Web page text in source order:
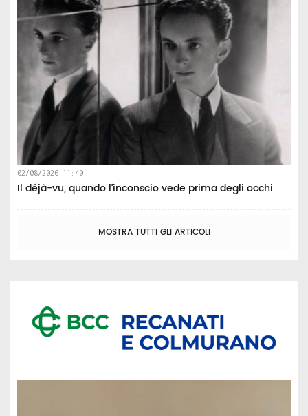
02/08/2026 11:40
Il déjà-vu, quando l’inconscio vede prima degli occhi
MOSTRA TUTTI GLI ARTICOLI